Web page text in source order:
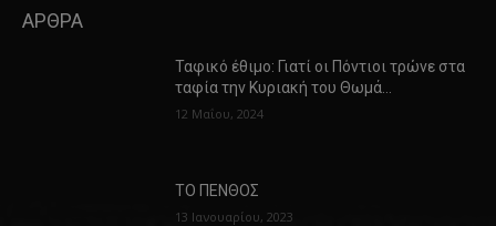
ΑΡΘΡΑ
Ταφικό έθιμο: Γιατί οι Πόντιοι τρώνε στα
ταφία την Κυριακή του Θωμά…
12 Μαΐου, 2024
ΤΟ ΠΕΝΘΟΣ
13 Ιανουαρίου, 2023